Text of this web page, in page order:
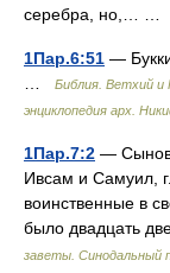
серебра, но,… …
1Пар.6:51 —
Библия. Ветхий и
энциклопедия арх.
1Пар.7:2 —
Ивсам и Самуил,
воинственные в
было двадцать
заветы. Синодальный